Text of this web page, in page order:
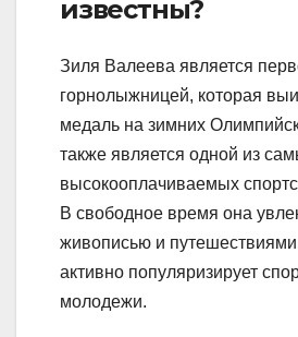
известны?
Зиля Валеева является
горнолыжницей, которая
медаль на зимних
также является одной из
высокооплачиваемых
В свободное время она
живописью и
активно популяризирует
молодежи.